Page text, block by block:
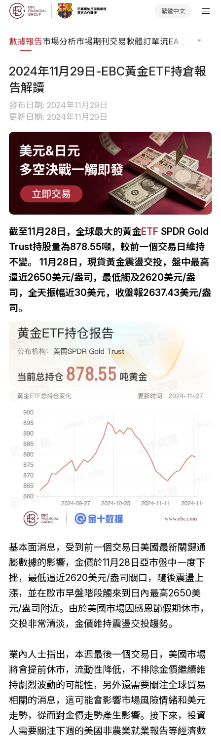
繁體中文
數據報告市場分析市場期刊交易軟體訂單流EA 工具庫
2024年11月29日-EBC黃金ETF持倉報
告解讀
發布日期: 2024年11月29日
更新日期: 2024年11月29日
截至11月28日，全球最大的黃金ETF SPDR Gold
Trust持股量為878.55噸，較前一個交易日維持
不變。 11月28日，現貨黃金震盪交投，盤中最高
逼近2650美元/盎司，最低觸及2620美元/盎
司，全天振幅近30美元，收盤報2637.43美元/盎
司。
基本面消息，受到前一個交易日美國最新關鍵通
膨數據的影響，金價於11月28日亞市盤中一度下
挫，最低逼近2620美元/盎司關口，隨後震盪上
漲，並在歐市早盤階段觸來到日內最高2650美
元/盎司附近。由於美國市場因感恩節假期休市，
交投非常清淡，金價維持震盪交投趨勢。
業內人士指出，本週最後一個交易日，美國市場
將會提前休市，流動性降低，不排除金價繼續維
持劇烈波動的可能性，另外還需要關注全球貿易
相關的消息，這可能會影響市場風險情緒和美元
走勢，從而對金價走勢產生影響。接下來，投資
人需要關注下週的美國非農業就業報告等經濟數